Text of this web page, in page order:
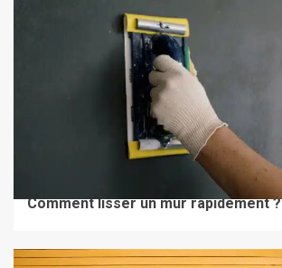
Comment lisser un mur rapidement ?